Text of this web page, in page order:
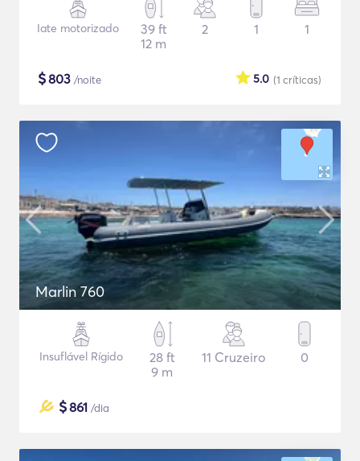
Iate motorizado
39 ft
12 m
2 1 1
$803 /noite (1 críticas)
5.0
Marlin 760
Insuflável Rígido
28 ft
9 m
11 Cruzeiro 0
$861 /dia